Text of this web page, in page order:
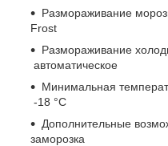
Размораживание
Frost
Размораживание
автоматическое
Минимальная
-18 °C
Дополнительные
заморозка